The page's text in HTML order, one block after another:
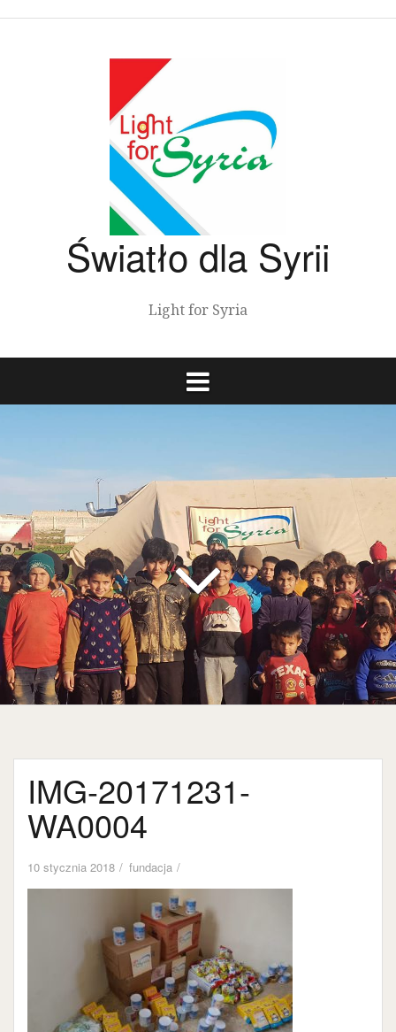
Światło dla Syrii
Light for Syria
IMG-20171231-
WA0004
10 stycznia 2018 fundacja